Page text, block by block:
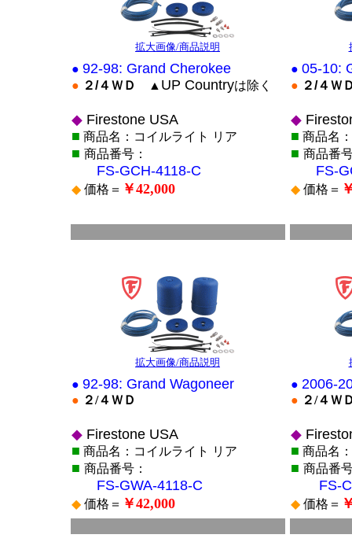
拡大画像/商品説明
● 92-98: Grand Cherokee
● ２/４ＷＤ ▲ UP Countryは除く
◆Firestone USA
■ 商品名：コイルライト リア
■ 商品番号：
FS-GCH-4118-C
◆価格＝ ￥42,000
● 05-10:
● ２/４Ｗ
◆
■ 商品名
■ 商品番
FS-
◆価格＝
拡大画像/商品説明
● 92-98: Grand Wagoneer
● ２/４ＷＤ
◆Firestone USA
■ 商品名：コイルライト リア
■ 商品番号：
FS-GWA-4118-C
◆価格＝ ￥42,000
● 2006-
● ２/４Ｗ
◆
■ 商品名
■ 商品番
FS-
◆価格＝